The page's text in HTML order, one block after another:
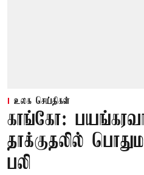
உலக செய்திகள்
காங்கோ:
தாக்குதலில்
பலி